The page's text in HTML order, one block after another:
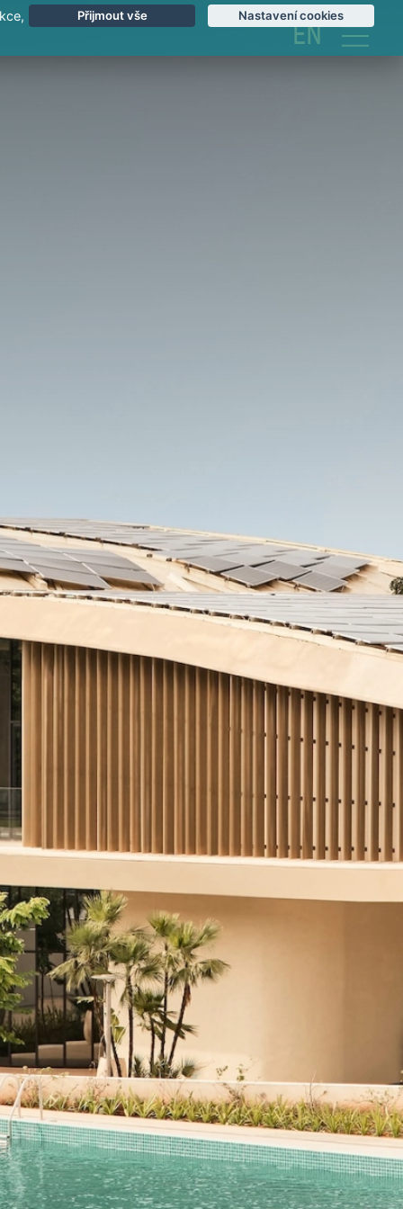
EN
Přijmout vše Nastavení cookies